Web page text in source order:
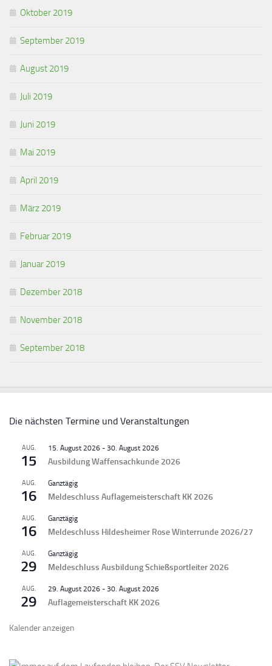
Oktober 2019
September 2019
August 2019
Juli 2019
Juni 2019
Mai 2019
April 2019
März 2019
Februar 2019
Januar 2019
Dezember 2018
November 2018
September 2018
Die nächsten Termine und Veranstaltungen
AUG.
15
15. August 2026 - 30. August 2026
Ausbildung Waffensachkunde 2026
AUG.
16
Ganztägig
Meldeschluss Auflagemeisterschaft KK 2026
AUG.
16
Ganztägig
Meldeschluss Hildesheimer Rose Winterrunde 2026/27
AUG.
29
Ganztägig
Meldeschluss Ausbildung Schießsportleiter 2026
AUG.
29
29. August 2026 - 30. August 2026
Auflagemeisterschaft KK 2026
Kalender anzeigen